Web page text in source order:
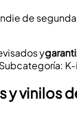
de
y
Subcategoría:
y vinilos